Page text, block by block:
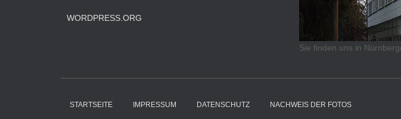
WORDPRESS.ORG
Sie finden uns in
STARTSEITE IMPRESSUM DATENSCHUTZ NACHWEIS DER FOTOS